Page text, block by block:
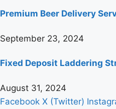
Premium Beer Delivery
September 23, 2024
Fixed Deposit Laddering
August 31, 2024
Facebook X (Twitter)